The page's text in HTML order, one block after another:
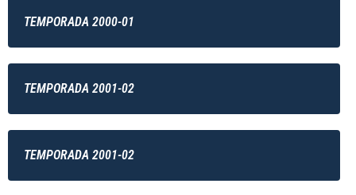
TEMPORADA 2000-01
TEMPORADA 2001-02
TEMPORADA 2001-02